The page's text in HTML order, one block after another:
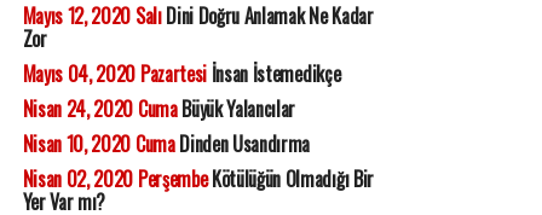
Mayıs 12, 2020 SalıDini Doğru Anlamak Ne Kadar
Zor
Mayıs 04, 2020 Pazartesiİnsan İstemedikçe
Nisan 24, 2020 CumaBüyük Yalancılar
Nisan 10, 2020 CumaDinden Usandırma
Nisan 02, 2020 PerşembeKötülüğün Olmadığı Bir
Yer Var mı?